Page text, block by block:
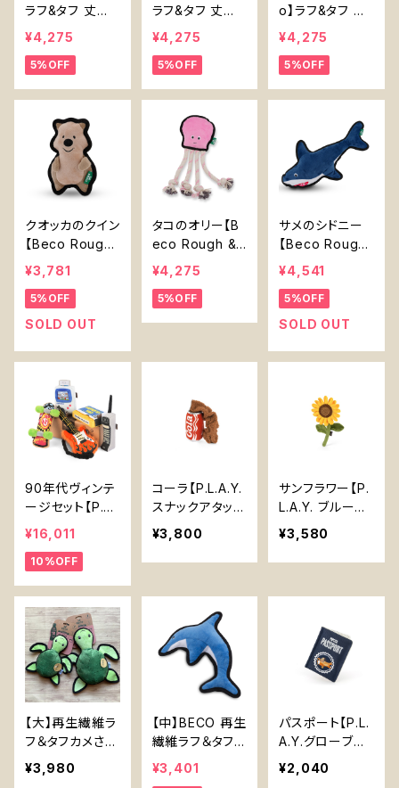
ラフ&タフ 丈夫
なぬいぐるみ 中
型犬 ロープ付き
おもちゃ
¥4,275
5%OFF
ラフ&タフ 丈夫
なぬいぐるみ 中
型犬 おもちゃ
¥4,275
5%OFF
o】ラフ&タフ 丈
夫なぬいぐるみ
中型犬 ロープ
付き おもちゃ
¥4,275
5%OFF
クオッカのクイン
【Beco Rough
& Tough Recy
cled Plastic Q
uokka】
¥3,781
5%OFF
SOLD OUT
タコのオリー【B
eco Rough &
Tough Recycl
ed Plastic Oct
opus】
¥4,275
5%OFF
サメのシドニー
【Beco Rough
& Tough Recy
cled Plastic S
hark】
¥4,541
5%OFF
SOLD OUT
90年代ヴィンテ
ージセット【P.L.
A.Y.ナインティ
ーズクラシック
ス】90s ブリック
ボード エレキギ
ター ゲームボー
ン ビデオテープ
犬おもちゃ
¥16,011
10%OFF
コーラ【P.L.A.Y.
スナックアタック
シリーズ】犬用お
もちゃ ノーズワ
ーク 2度楽しめ
わた無し
¥3,800
サンフラワー【P.
L.A.Y. ブルーミ
ングバディーズ
シリーズ】犬用お
もちゃ Sunflow
【P.L.A.Y. Bloo
Series】
¥3,580
【大】再生繊維ラ
フ＆タフカメさん
【Large】Recyc
led Rough & T
¥3,980
【中】BECO 再生
繊維ラフ＆タフい
るか【Medium】
Beco Recycle
¥3,401
パスポート【P.L.
A.Y.グローブト
ロッターシリー
ズ】Passport
¥2,040